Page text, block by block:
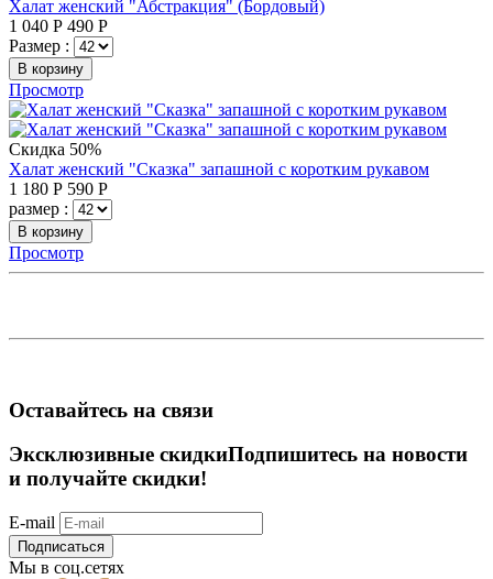
Халат женский "Абстракция" (Бордовый)
1 040 Р 490 Р
Размер :
В корзину
Просмотр
Скидка 50%
Халат женский "Сказка" запашной с коротким рукавом
1 180 Р 590 Р
размер :
В корзину
Просмотр
Оставайтесь на связи
Эксклюзивные скидкиПодпишитесь на новости
и получайте скидки!
E-mail
Подписаться
Мы в соц.сетях